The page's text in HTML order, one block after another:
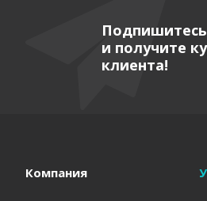
и получите
клиента!
Компания